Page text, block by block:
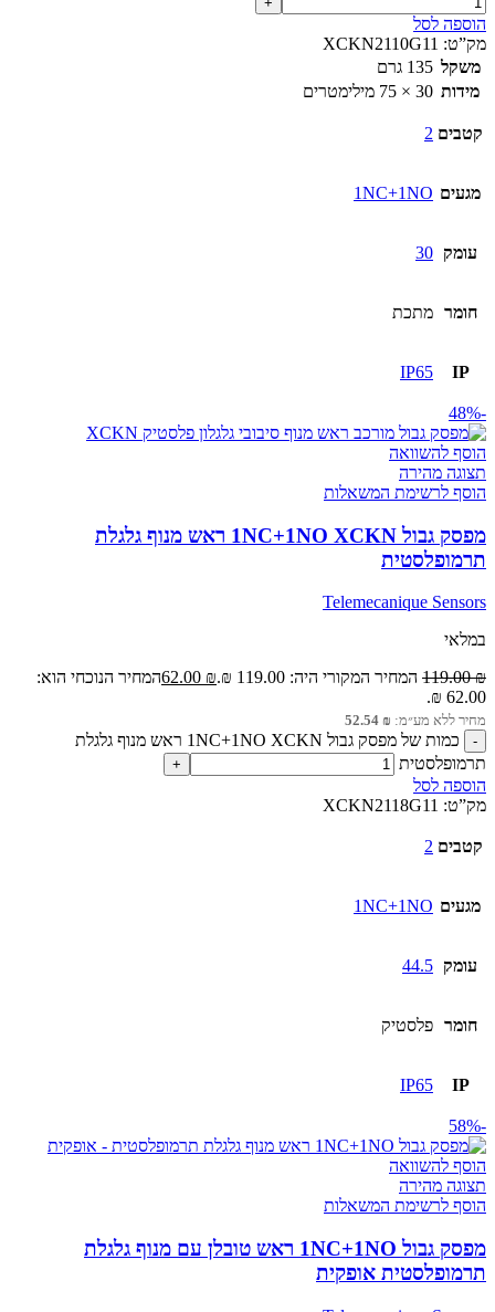
הוספה לסל
מק”ט: XCKN2110G11
משקל 135 גרם
מידות 30 × 75 מילימטרים
קטבים 2
מגעים 1NC+1NO
עומק 30
חומר מתכת
IP
IP65
-48%
הוסף להשוואה
תצוגה מהירה
הוסף לרשימת המשאלות
מפסק גבול 1NC+1NO XCKN ראש מנוף גלגלת
תרמופלסטית
Telemecanique Sensors
במלאי
119.00₪ המחיר המקורי היה: 119.00 ₪. 62.00 ₪
המחיר הנוכחי הוא:
62.00 ₪.
מחיר ללא מע״מ: 52.54 ₪
כמות של מפסק גבול 1NC+1NO XCKN ראש מנוף גלגלת
תרמופלסטית
הוספה לסל
מק”ט: XCKN2118G11
קטבים 2
מגעים 1NC+1NO
עומק 44.5
חומר פלסטיק
IP
IP65
-58%
הוסף להשוואה
תצוגה מהירה
הוסף לרשימת המשאלות
מפסק גבול 1NC+1NO ראש טובלן עם מנוף גלגלת
תרמופלסטית אופקית